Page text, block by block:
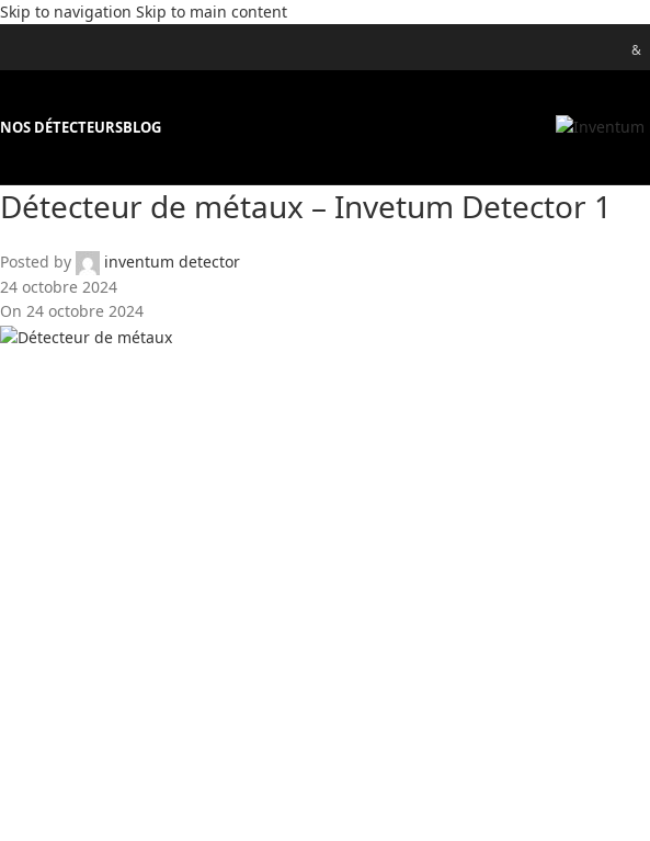
Skip to navigation Skip to main content
&
NOS DÉTECTEURSBLOG
Détecteur de métaux – Invetum Detector 1
Posted by
inventum detector
24 octobre 2024
On 24 octobre 2024